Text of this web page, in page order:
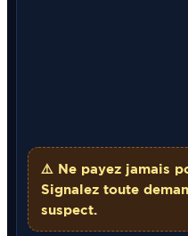
⚠️ Ne payez jamais
Signalez toute
suspect.